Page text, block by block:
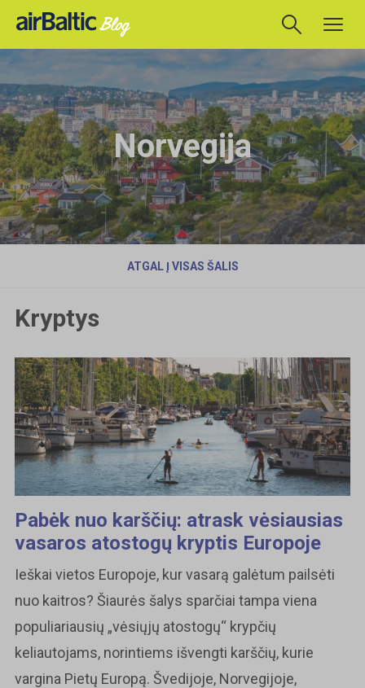
Norvegija
ATGAL Į VISAS ŠALIS
Kryptys
Pabėk nuo karščių: atrask vėsiausias
vasaros atostogų kryptis Europoje
Ieškai vietos Europoje, kur vasarą galėtum pailsėti
nuo kaitros? Šiaurės šalys sparčiai tampa viena
populiariausių „vėsiųjų atostogų“ krypčių
keliautojams, norintiems išvengti karščių, kurie
vargina Pietų Europą. Švedijoje, Norvegijoje,